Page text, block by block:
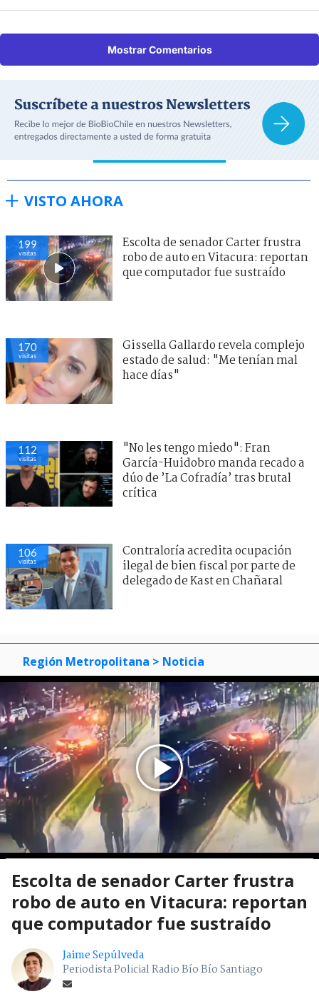
Mostrar Comentarios
VISTO AHORA
208
visitas
Escolta de senador Carter frustra
robo de auto en Vitacura: reportan
que computador fue sustraído
154
visitas
Gissella Gallardo revela complejo
estado de salud: "Me tenían mal
hace días"
106
visitas
"No les tengo miedo": Fran
García-Huidobro manda recado a
dúo de ’La Cofradía’ tras brutal
crítica
102
visitas
Contraloría acredita ocupación
ilegal de bien fiscal por parte de
delegado de Kast en Chañaral
Región Metropolitana > Noticia
Escolta de senador Carter frustra
robo de auto en Vitacura: reportan
que computador fue sustraído
Jaime Sepúlveda
Periodista Policial Radio Bío Bío Santiago